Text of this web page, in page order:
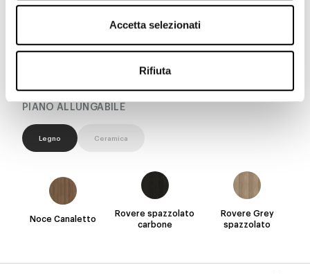
Accetta selezionati
Rifiuta
Noce americano
naturale
Grey
PIANO ALLUNGABILE
Legno Ceramica
Noce Canaletto
Rovere spazzolato
carbone
Rovere Grey
spazzolato